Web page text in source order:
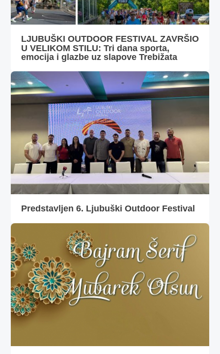
LJUBUŠKI OUTDOOR FESTIVAL ZAVRŠIO
U VELIKOM STILU: Tri dana sporta,
emocija i glazbe uz slapove Trebižata
Predstavljen 6. Ljubuški Outdoor Festival